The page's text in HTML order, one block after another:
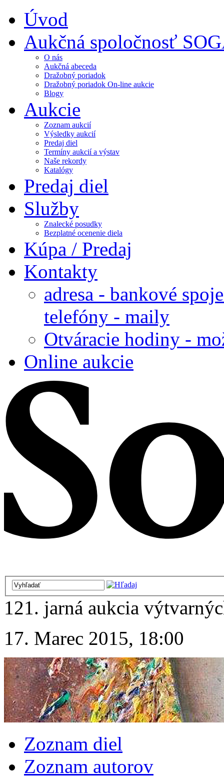
Úvod
Aukčná spoločnosť
O nás
Aukčná abeceda
Dražobný poriadok
Dražobný poriadok On-line aukcie
Blogy
Aukcie
Zoznam aukcií
Výsledky aukcií
Predaj diel
Termíny aukcií a výstav
Naše rekordy
Katalógy
Predaj diel
Služby
Znalecké posudky
Bezplatné ocenenie diela
Kúpa / Predaj
Kontakty
adresa - bankové
telefóny - maily
Otváracie hodiny -
Online aukcie
121. jarná aukcia
17. Marec 2015, 18:00
Zoznam diel
Zoznam autorov